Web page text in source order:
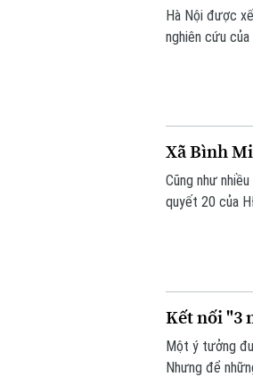
Hà Nội được
nghiên cứu
Xã Bình
Cũng như
quyết 20 của
Kết nối "3
Một ý tưởng
Nhưng để